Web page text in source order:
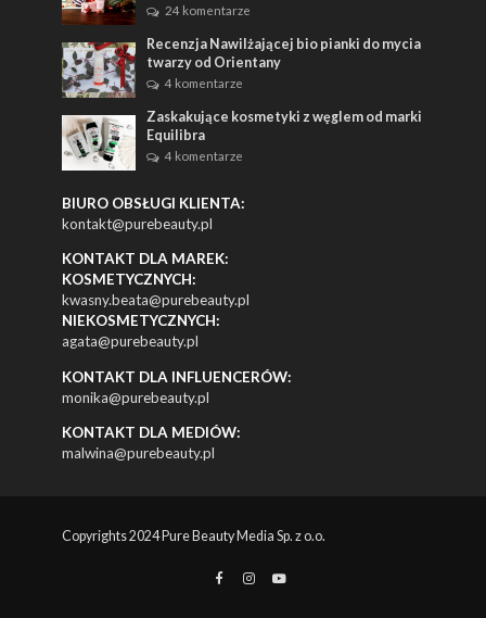
24 komentarze
Recenzja Nawilżającej bio pianki do mycia
twarzy od Orientany
4 komentarze
Zaskakujące kosmetyki z węglem od marki
Equilibra
4 komentarze
BIURO OBSŁUGI KLIENTA:
kontakt@purebeauty.pl
KONTAKT DLA MAREK:
KOSMETYCZNYCH:
kwasny.beata@purebeauty.pl
NIEKOSMETYCZNYCH:
agata@purebeauty.pl
KONTAKT DLA INFLUENCERÓW:
monika@purebeauty.pl
KONTAKT DLA MEDIÓW:
malwina@purebeauty.pl
Copyrights 2024 Pure Beauty Media Sp. z o.o.